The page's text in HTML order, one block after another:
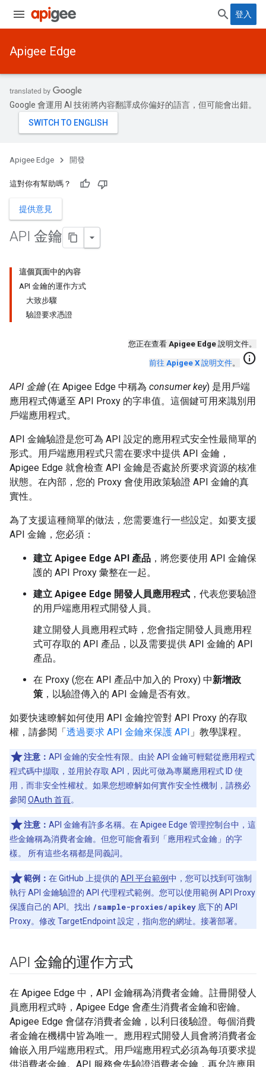
登入
Apigee Edge
Google 會運用 AI 技術將內容翻譯成你偏好的語言，但可能會出錯。
Apigee Edge 開發
這對你有幫助嗎？
提供意見
API 金鑰
這個頁面中的內容
API 金鑰的運作方式
大致步驟
驗證要求憑證
您正在查看 Apigee Edge 說明文件。
前往 Apigee X 說明文件。 info
API 金鑰(在 Apigee Edge 中稱為 consumer key) 是用戶端
應用程式傳遞至 API Proxy 的字串值。這個鍵可用來識別用
戶端應用程式。
API 金鑰驗證是您可為 API 設定的應用程式安全性最簡單的
形式。用戶端應用程式只需在要求中提供 API 金鑰，
Apigee Edge 就會檢查 API 金鑰是否處於所要求資源的核准
狀態。在內部，您的 Proxy 會使用政策驗證 API 金鑰的真
實性。
為了支援這種簡單的做法，您需要進行一些設定。如要支援
API 金鑰，您必須：
建立 Apigee Edge API 產品 ，將您要使用 API 金鑰保
護的 API Proxy 彙整在一起。
建立 Apigee Edge 開發人員應用程式 ，代表您要驗證
的用戶端應用程式開發人員。
建立開發人員應用程式時，您會指定開發人員應用程
式可存取的 API 產品，以及需要提供 API 金鑰的 API
產品。
在 Proxy (您在 API 產品中加入的 Proxy) 中新增政
策 ，以驗證傳入的 API 金鑰是否有效。
如要快速瞭解如何使用 API 金鑰控管對 API Proxy 的存取
權，請參閱「透過要求 API 金鑰來保護 API 」教學課程。
注意： API 金鑰的安全性有限。由於 API 金鑰可輕鬆從應用程式
程式碼中擷取，並用於存取 API，因此可做為專屬應用程式 ID 使
用，而非安全性權杖。如果您想瞭解如何實作安全性機制，請務必
參閱 OAuth 首頁。
注意： API 金鑰有許多名稱。在 Apigee Edge 管理控制台中，這
些金鑰稱為消費者金鑰。但您可能會看到「應用程式金鑰」的字
樣。 所有這些名稱都是同義詞。
範例： 在 GitHub 上提供的 API 平台範例中，您可以找到可強制
執行 API 金鑰驗證的 API 代理程式範例。您可以使用範例 API Proxy
保護自己的 API。找出 /sample-proxies/apikey 底下的 API
Proxy。修改 TargetEndpoint 設定，指向您的網址。接著部署。
API 金鑰的運作方式
在 Apigee Edge 中，API 金鑰稱為消費者金鑰。註冊開發人
員應用程式時，Apigee Edge 會產生消費者金鑰和密鑰。
Apigee Edge 會儲存消費者金鑰，以利日後驗證。每個消費
者金鑰在機構中皆為唯一。應用程式開發人員會將消費者金
鑰嵌入用戶端應用程式。用戶端應用程式必須為每項要求提
供消費者金鑰。API 服務會先驗證消費者金鑰，再允許應用